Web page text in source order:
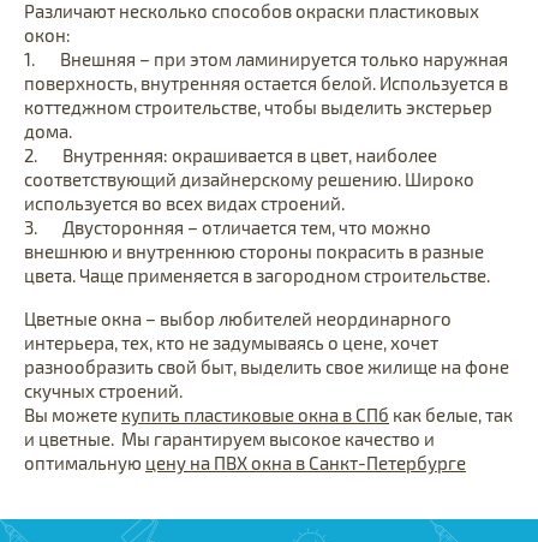
Различают несколько способов окраски пластиковых
окон:
1. Внешняя – при этом ламинируется только наружная
поверхность, внутренняя остается белой. Используется в
коттеджном строительстве, чтобы выделить экстерьер
дома.
2. Внутренняя: окрашивается в цвет, наиболее
соответствующий дизайнерскому решению. Широко
используется во всех видах строений.
3. Двусторонняя – отличается тем, что можно
внешнюю и внутреннюю стороны покрасить в разные
цвета. Чаще применяется в загородном строительстве.
Цветные окна – выбор любителей неординарного
интерьера, тех, кто не задумываясь о цене, хочет
разнообразить свой быт, выделить свое жилище на фоне
скучных строений.
Вы можете купить пластиковые окна в СПб как белые, так
и цветные. Мы гарантируем высокое качество и
оптимальную цену на ПВХ окна в Санкт-Петербурге